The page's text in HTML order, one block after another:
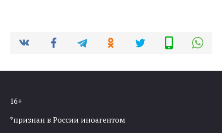
16+
*признан в России иноагентом